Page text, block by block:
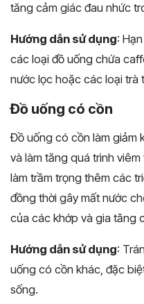
tăng cảm giác đau nhức
Hướng dẫn sử dụng:
các loại đồ uống chứa
nước lọc hoặc các loại trà
Đồ uống có cồn
Đồ uống có cồn làm giảm
và làm tăng quá trình
làm trầm trọng thêm các
đồng thời gây mất nước
của các khớp và gia tăng
Hướng dẫn sử dụng:
uống có cồn khác, đặc
sống.